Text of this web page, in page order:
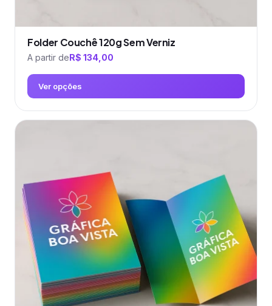
Folder Couchê 120g Sem Verniz
A partir deR$ 134,00
Ver opções
Este
produto
variantes.
As
opções
podem
ser
escolhidas
página